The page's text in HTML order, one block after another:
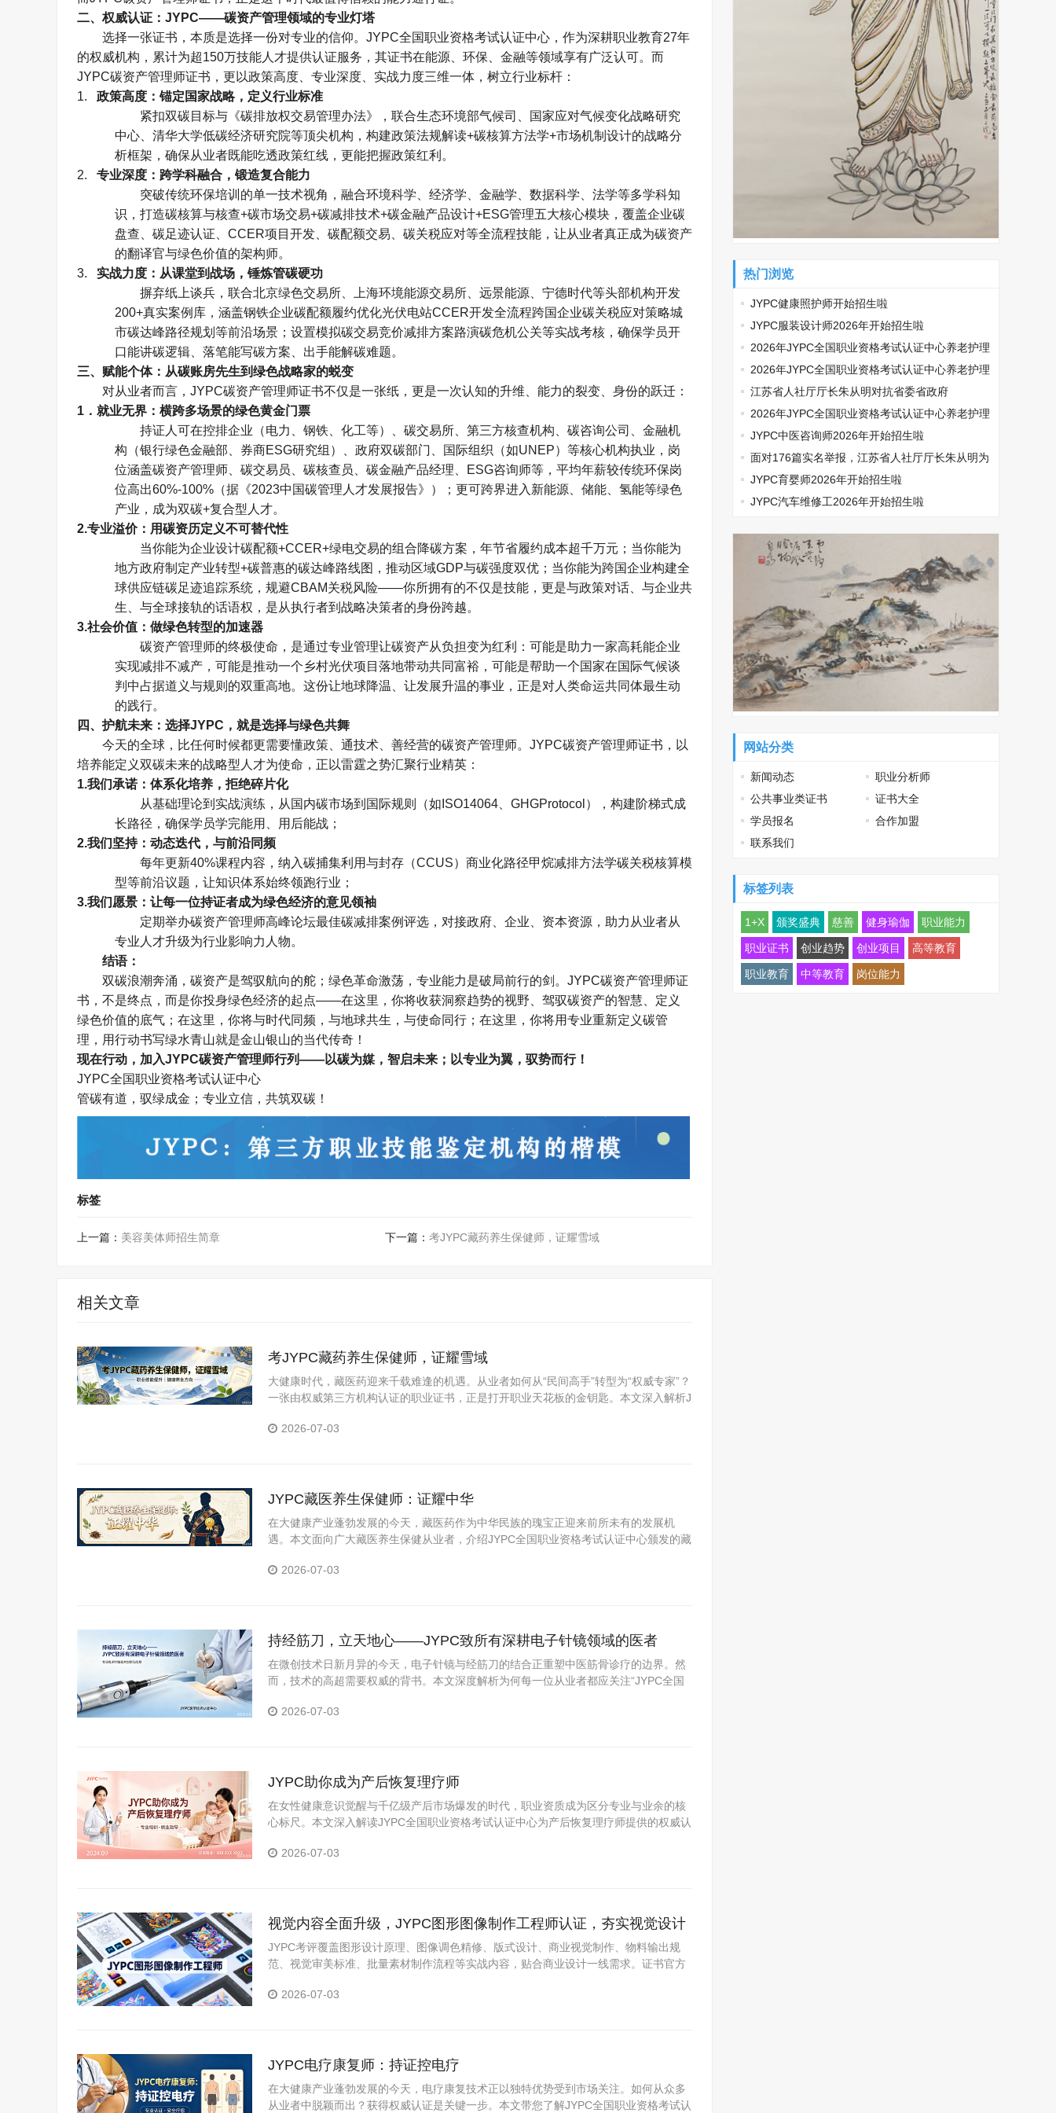
二、权威认证： JYPC——碳资产管理领域的专业灯塔
选择一张证书，本质是选择一份对专业的信仰。 JYPC全国职业资格考试认证中心，作为深耕职业教育27年
的权威机构，累计为超150万技能人才提供认证服务，其证书在能源、环保、金融等领域享有广泛认可。而
JYPC碳资产管理师证书，更以政策高度、专业深度、实战力度三维一体，树立行业标杆：
1.
政策高度：锚定国家战略，定义行业标准
紧扣双碳目标与《碳排放权交易管理办法》，联合生态环境部气候司、国家应对气候变化战略研究
中心、清华大学低碳经济研究院等顶尖机构，构建政策法规解读+碳核算方法学+市场机制设计的战略分
析框架，确保从业者既能吃透政策红线，更能把握政策红利。
2.
专业深度：跨学科融合，锻造复合能力
突破传统环保培训的单一技术视角，融合环境科学、经济学、金融学、数据科学、法学等多学科知
识，打造碳核算与核查+碳市场交易+碳减排技术+碳金融产品设计+ESG管理五大核心模块，覆盖企业碳
盘查、碳足迹认证、 CCER项目开发、碳配额交易、碳关税应对等全流程技能，让从业者真正成为碳资产
的翻译官与绿色价值的架构师。
3.
实战力度：从课堂到战场，锤炼管碳硬功
摒弃纸上谈兵，联合北京绿色交易所、上海环境能源交易所、远景能源、宁德时代等头部机构开发
200+真实案例库，涵盖钢铁企业碳配额履约优化光伏电站CCER开发全流程跨国企业碳关税应对策略城
市碳达峰路径规划等前沿场景；设置模拟碳交易竞价减排方案路演碳危机公关等实战考核，确保学员开
口能讲碳逻辑、落笔能写碳方案、出手能解碳难题。
三、赋能个体：从碳账房先生到绿色战略家的蜕变
对从业者而言， JYPC碳资产管理师证书不仅是一张纸，更是一次认知的升维、能力的裂变、身份的跃迁：
1 ．就业无界：横跨多场景的绿色黄金门票
持证人可在控排企业（电力、钢铁、化工等）、碳交易所、第三方核查机构、碳咨询公司、金融机
构（银行绿色金融部、券商ESG研究组）、政府双碳部门、国际组织（如UNEP）等核心机构执业，岗
位涵盖碳资产管理师、碳交易员、碳核查员、碳金融产品经理、
ESG咨询师等，平均年薪较传统环保岗
位高出60%-100% （据《2023中国碳管理人才发展报告》）；更可跨界进入新能源、储能、氢能等绿色
产业，成为双碳+复合型人才。
2.专业溢价：用碳资历定义不可替代性
当你能为企业设计碳配额+CCER+绿电交易的组合降碳方案，年节省履约成本超千万元；当你能为
地方政府制定产业转型+碳普惠的碳达峰路线图，推动区域GDP与碳强度双优；当你能为跨国企业构建全
球供应链碳足迹追踪系统，规避CBAM关税风险——你所拥有的不仅是技能，更是与政策对话、与企业共
生、与全球接轨的话语权，是从执行者到战略决策者的身份跨越。
3.社会价值：做绿色转型的加速器
碳资产管理师的终极使命，是通过专业管理让碳资产从负担变为红利：可能是助力一家高耗能企业
实现减排不减产，可能是推动一个乡村光伏项目落地带动共同富裕，可能是帮助一个国家在国际气候谈
判中占据道义与规则的双重高地。这份让地球降温、让发展升温的事业，正是对人类命运共同体最生动
的践行。
四、护航未来：选择JYPC ，就是选择与绿色共舞
今天的全球，比任何时候都更需要懂政策、通技术、善经营的碳资产管理师。 JYPC碳资产管理师证书，以
培养能定义双碳未来的战略型人才为使命，正以雷霆之势汇聚行业精英：
1.我们承诺：体系化培养，拒绝碎片化
从基础理论到实战演练，从国内碳市场到国际规则（如 ISO14064 GHGProtocol ），构建阶梯式成
长路径，确保学员学完能用、用后能战；
2.我们坚持：动态迭代，与前沿同频
每年更新40%课程内容，纳入碳捕集利用与封存（CCUS）商业化路径甲烷减排方法学碳关税核算模
型等前沿议题，让知识体系始终领跑行业；
3.我们愿景：让每一位持证者成为绿色经济的意见领袖
定期举办碳资产管理师高峰论坛最佳碳减排案例评选，对接政府、企业、资本资源，助力从业者从
专业人才升级为行业影响力人物。
结语：
双碳浪潮奔涌，碳资产是驾驭航向的舵；绿色革命激荡，专业能力是破局前行的剑。 JYPC碳资产管理师证
书，不是终点，而是你投身绿色经济的起点——在这里，你将收获洞察趋势的视野、驾驭碳资产的智慧、定义
绿色价值的底气；在这里，你将与时代同频，与地球共生，与使命同行；在这里，你将用专业重新定义碳管
理，用行动书写绿水青山就是金山银山的当代传奇！
现在行动，加入JYPC碳资产管理师行列——以碳为媒，智启未来；以专业为翼，驭势而行！
JYPC全国职业资格考试认证中心
管碳有道，驭绿成金；专业立信，共筑双碳！
标签
上一篇： 美容美体师招生简章 下一篇： 考JYPC藏药养生保健师，证耀雪域
相关文章
考JYPC藏药养生保健师，证耀雪域
大健康时代，藏医药迎来千载难逢的机遇。从业者如何从“民间高手”转型为“权威专家”？
一张由权威第三方机构认证的职业证书，正是打开职业天花板的金钥匙。本文深入解析J
2026-07-03
JYPC藏医养生保健师：证耀中华
在大健康产业蓬勃发展的今天，藏医药作为中华民族的瑰宝正迎来前所未有的发展机
遇。本文面向广大藏医养生保健从业者，介绍JYPC全国职业资格考试认证中心颁发的藏
2026-07-03
持经筋刀，立天地心——JYPC致所有深耕电子针镜领域的医者
在微创技术日新月异的今天，电子针镜与经筋刀的结合正重塑中医筋骨诊疗的边界。然
而，技术的高超需要权威的背书。本文深度解析为何每一位从业者都应关注“JYPC全国
2026-07-03
JYPC助你成为产后恢复理疗师
在女性健康意识觉醒与千亿级产后市场爆发的时代，职业资质成为区分专业与业余的核
心标尺。本文深入解读JYPC全国职业资格考试认证中心为产后恢复理疗师提供的权威认
2026-07-03
视觉内容全面升级，JYPC图形图像制作工程师认证，夯实视觉设计
职场硬资质
JYPC考评覆盖图形设计原理、图像调色精修、版式设计、商业视觉制作、物料输出规
范、视觉审美标准、批量素材制作流程等实战内容，贴合商业设计一线需求。证书官方
2026-07-03
JYPC电疗康复师：持证控电疗
在大健康产业蓬勃发展的今天，电疗康复技术正以独特优势受到市场关注。如何从众多
从业者中脱颖而出？获得权威认证是关键一步。本文带您了解JYPC全国职业资格考试认
热门浏览
JYPC健康照护师开始招生啦
JYPC服装设计师2026年开始招生啦
2026年JYPC全国职业资格考试认证中心养老护理
师开始报名啦
2026年JYPC全国职业资格考试认证中心养老护理
师开始报名啦
江苏省人社厅厅长朱从明对抗省委省政府
2026年JYPC全国职业资格考试认证中心养老护理
师开始报名啦
JYPC中医咨询师2026年开始招生啦
面对176篇实名举报，江苏省人社厅厅长朱从明为
何选择沉默
JYPC育婴师2026年开始招生啦
JYPC汽车维修工2026年开始招生啦
网站分类
新闻动态
职业分析师
公共事业类证书
证书大全
学员报名
合作加盟
联系我们
标签列表
1+X 颁奖盛典 慈善 健身瑜伽 职业能力
职业证书 创业趋势 创业项目 高等教育
职业教育 中等教育 岗位能力